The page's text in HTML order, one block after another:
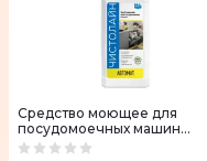
Средство моющее для
посудомоечных машин
Чистолайн Автомат 1000 мл